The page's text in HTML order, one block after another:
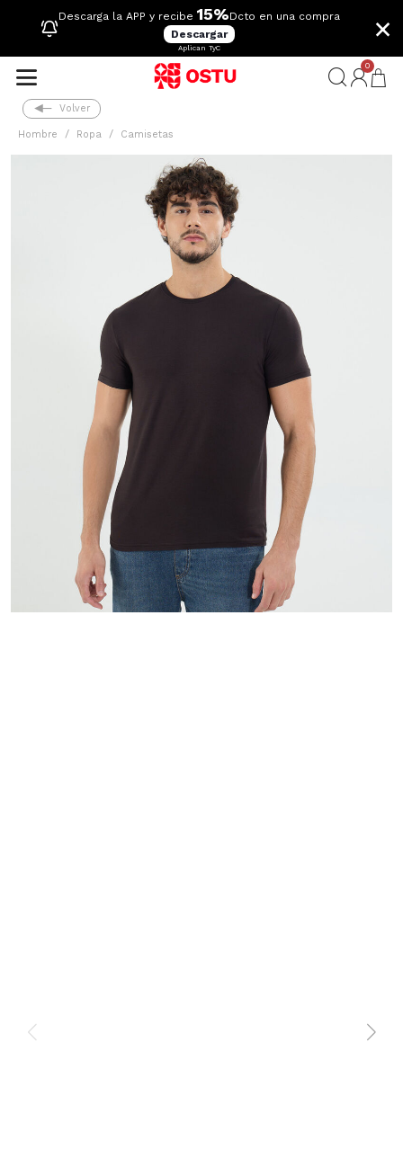
Descarga la APP y recibe 15%Dcto en una compra
Descargar
Aplican TyC
×
0
Volver
Hombre Ropa Camisetas